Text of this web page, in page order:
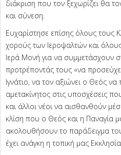
διάκριση που τον ξεχωρίζει θα
και σύνεση.
Ευχαρίστησε επίσης όλους τους
χορούς των Ιεροψαλτών και
Ιερά Μονή για να συμμετάσχουν
προτρέποντάς τους «να
Ιγνάτιο, να τον αξιώνει ο Θεός
αμετακίνητος στις υποσχέσεις
και άλλοι νέοι να αισθανθούν
κλίση που ο Θεός και η Παναγία
ακολουθήσουν το παράδειγμα
έχει ανάγκη η τοπική μας